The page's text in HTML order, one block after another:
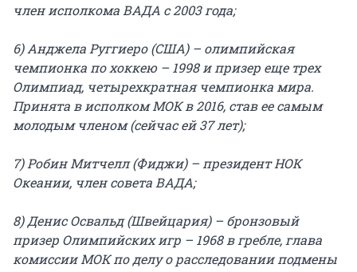
член исполкома ВАДА с 2003 года;
6) Анджела Руггиеро (США) – олимпийская
чемпионка по хоккею – 1998 и призер еще трех
Олимпиад, четырехкратная чемпионка мира.
Принята в исполком МОК в 2016, став ее самым
молодым членом (сейчас ей 37 лет);
7) Робин Митчелл (Фиджи) – президент НОК
Океании, член совета ВАДА;
8) Денис Освальд (Швейцария) – бронзовый
призер Олимпийских игр – 1968 в гребле, глава
комиссии МОК по делу о расследовании подмены